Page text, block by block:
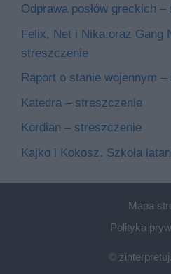
Odprawa posłów greckich
Felix, Net i Nika oraz Gang
streszczenie
Raport o stanie wojennym
Katedra – streszczenie
Kordian – streszczenie
Kajko i Kokosz. Szkoła
Mapa
Polityka
©